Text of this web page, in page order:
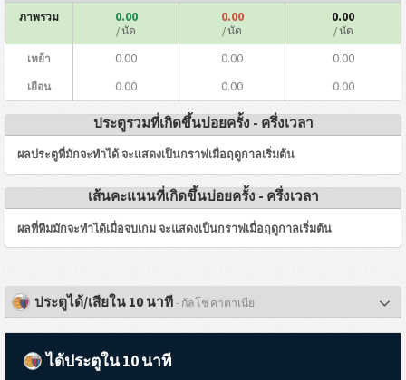
ภาพรวม 0.00
/ นัด
0.00
/ นัด
0.00
/ นัด
เหย้า 0.00 0.00 0.00
เยือน 0.00 0.00 0.00
ประตูรวมที่เกิดขึ้นบ่อยครั้ง - ครึ่งเวลา
ผลประตูที่มักจะทำได้ จะแสดงเป็นกราฟเมื่อฤดูกาลเริ่มต้น
เส้นคะแนนที่เกิดขึ้นบ่อยครั้ง - ครึ่งเวลา
ผลที่ทีมมักจะทำได้เมื่อจบเกม จะแสดงเป็นกราฟเมื่อฤดูกาลเริ่มต้น
ประตูได้/เสียใน 10 นาที - กัลโช คาตาเนีย
ได้ประตูใน 10 นาที